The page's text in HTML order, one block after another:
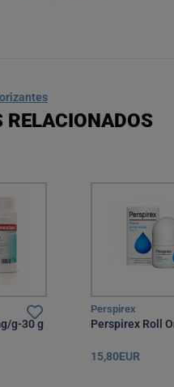
RELACIONADOS
g-30 g
Perspirex
Perspirex Roll
15,80EUR